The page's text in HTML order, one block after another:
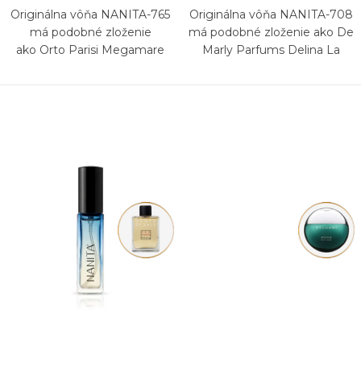
Originálna vôňa NANITA-765
má podobné zloženie
ako Orto Parisi Megamare
Originálna vôňa NANITA-708
má podobné zloženie ako De
Marly Parfums Delina La